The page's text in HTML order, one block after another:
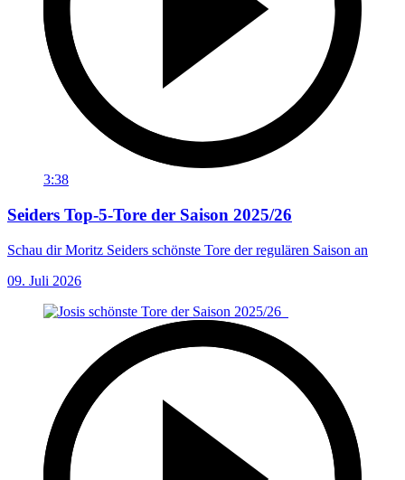
3:38
Seiders Top-5-Tore der Saison 2025/26
Schau dir Moritz Seiders schönste Tore der regulären Saison an
09. Juli 2026